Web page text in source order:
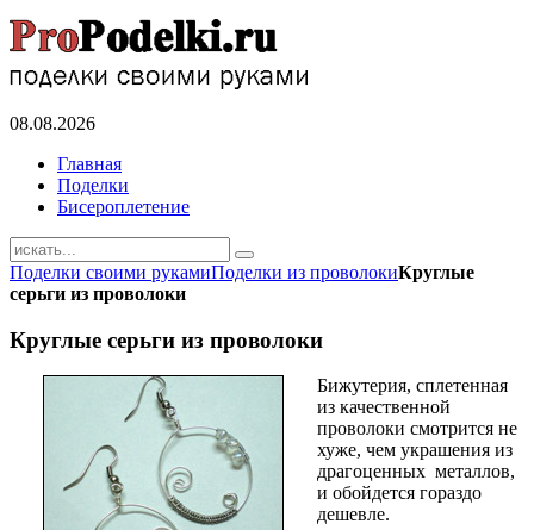
08.08.2026
Главная
Поделки
Бисероплетение
Поделки своими рукамиПоделки из проволокиКруглые
серьги из проволоки
Круглые серьги из проволоки
Бижутерия, сплетенная
из качественной
проволоки смотрится не
хуже, чем украшения из
драгоценных металлов,
и обойдется гораздо
дешевле.